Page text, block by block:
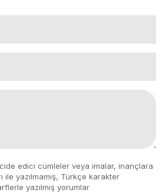
edici cümleler veya imalar, inançlara
ile yazılmamış, Türkçe karakter
yazılmış yorumlar